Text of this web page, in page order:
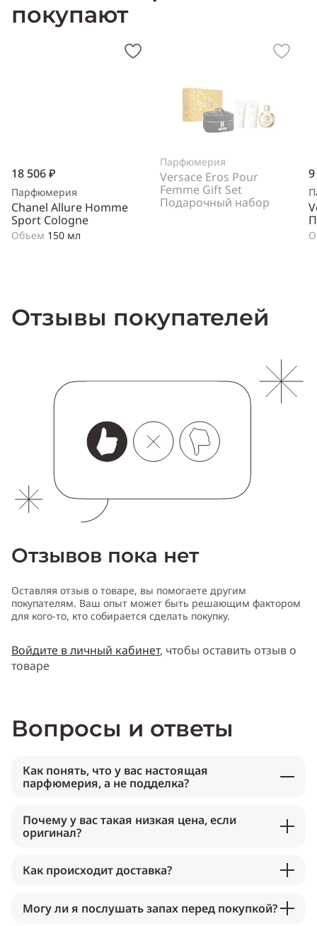
белый нарцисс, жасмин, иланг иланг, ваниль
Год выпуска:2008
покупают
18 506 ₽
Парфюмерия
Chanel Allure Homme
Sport Cologne
Объем 150 мл
Парфюмерия
Versace Eros Pour
Femme Gift Set
Подарочный набор
Отзывы покупателей
Отзывов пока нет
Оставляя отзыв о товаре, вы помогаете другим
покупателям. Ваш опыт может быть решающим фактором
для кого-то, кто собирается сделать покупку.
Войдите в личный кабинет, чтобы оставить отзыв о
товаре
Вопросы и ответы
Как понять, что у вас настоящая
парфюмерия, а не подделка?
Почему у вас такая низкая цена, если
оригинал?
Как происходит доставка?
Могу ли я послушать запах перед покупкой?